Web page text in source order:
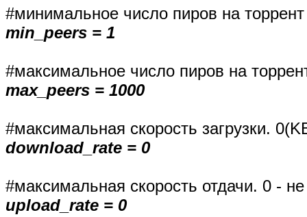
#минимальное число пиров на торрент
min_peers = 1
#максимальное число пиров на
max_peers = 1000
#максимальная скорость загрузки.
download_rate = 0
#максимальная скорость отдачи. 0 -
upload_rate = 0